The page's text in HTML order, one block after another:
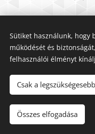
Sütiket használunk, hogy
működését és
felhasználói élményt
Csak a
Összes elfogadása